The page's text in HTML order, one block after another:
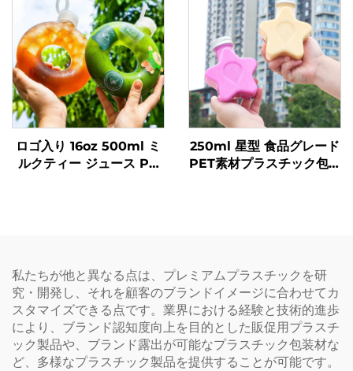
ロゴ入り 16oz 500ml ミ
ルクティー ジュース PP
250ml 星型 食品グレード
PET素材プラスチック包装
私たちが他と異なる点は、プレミアムプラスチックを研
究・開発し、それを顧客のブランドイメージに合わせてカ
スタマイズできる点です。業界における経験と技術的進歩
により、ブランド認知度向上を目的とした販促用プラスチ
ック製品や、ブランド露出が可能なプラスチック包装材な
ど、多様なプラスチック製品を提供することが可能です。